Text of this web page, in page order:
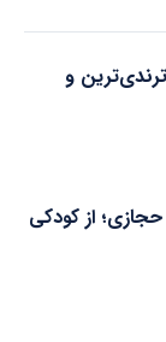
مانتو ۱۴۰۴؛ ترندی‌ترین و
از کودکی